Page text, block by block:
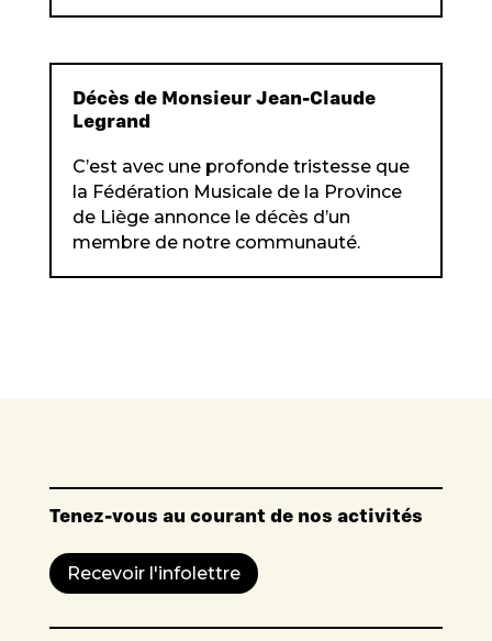
Décès de Monsieur Jean-Claude
Legrand
C’est avec une profonde tristesse que
la Fédération Musicale de la Province
de Liège annonce le décès d’un
membre de notre communauté.
Tenez-vous au courant de nos activités
Recevoir l'infolettre